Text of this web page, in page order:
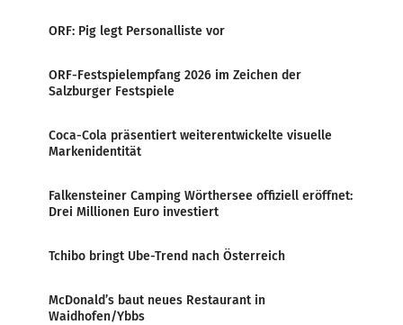
ORF: Pig legt Personalliste vor
ORF-Festspielempfang 2026 im Zeichen der
Salzburger Festspiele
Coca-Cola präsentiert weiterentwickelte visuelle
Markenidentität
Falkensteiner Camping Wörthersee offiziell eröffnet:
Drei Millionen Euro investiert
Tchibo bringt Ube-Trend nach Österreich
McDonald’s baut neues Restaurant in
Waidhofen/Ybbs